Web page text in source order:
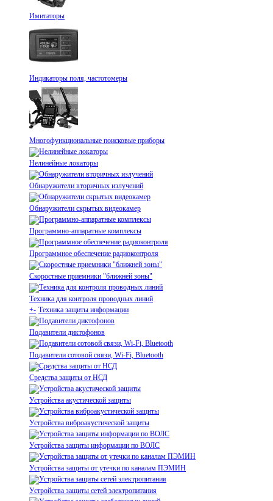
Имитаторы
Индикаторы поля, частотомеры
Многофункциональные поисковые приборы
Нелинейные локаторы
Обнаружители вторичных излучений
Обнаружители скрытых видеокамер
Программно-аппаратные комплексы
Программное обеспечение радиоконтроля
Скоростные приемники "ближней зоны"
Техника для контроля проводных линий
+- Техника защиты информации
Подавители диктофонов
Подавители сотовой связи, Wi-Fi, Bluetooth
Средства защиты от НСД
Устройства акустической защиты
Устройства виброакустической защиты
Устройства защиты информации по ВОЛС
Устройства защиты от утечки по каналам ПЭМИН
Устройства защиты сетей электропитания